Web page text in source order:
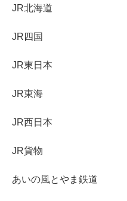
JR北海道
JR四国
JR東日本
JR東海
JR西日本
JR貨物
あいの風とやま鉄道